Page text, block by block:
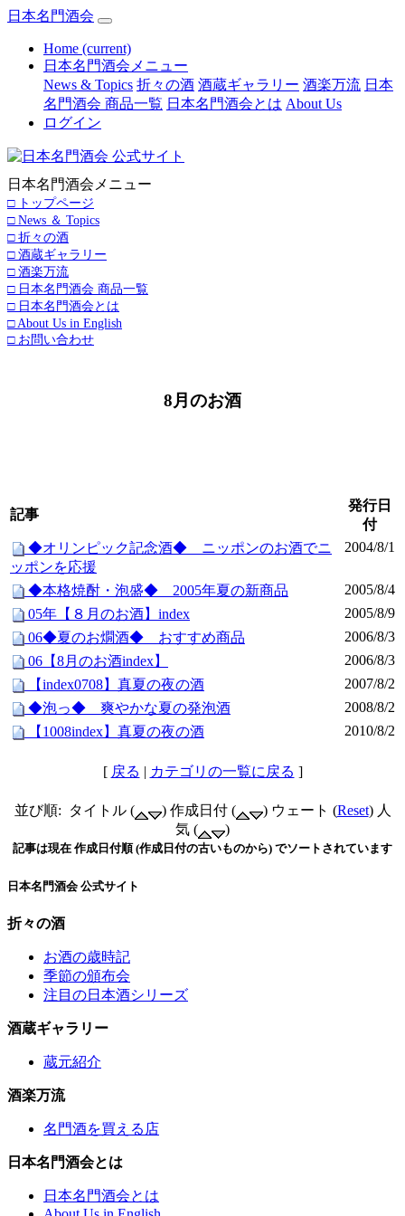
日本名門酒会
Home (current)
日本名門酒会メニュー
News & Topics 折々の酒 酒蔵ギャラリー 酒楽万流 日本
名門酒会 商品一覧 日本名門酒会とは About Us
ログイン
日本名門酒会メニュー
□ トップページ
□ News ＆ Topics
□ 折々の酒
□ 酒蔵ギャラリー
□ 酒楽万流
□ 日本名門酒会 商品一覧
□ 日本名門酒会とは
□ About Us in English
□ お問い合わせ
8月のお酒
記事
発行日
付
◆オリンピック記念酒◆ ニッポンのお酒でニ
ッポンを応援
2004/8/1
◆本格焼酎・泡盛◆ 2005年夏の新商品
2005/8/4
05年【８月のお酒】index
2005/8/9
06◆夏のお燗酒◆ おすすめ商品
2006/8/3
06【8月のお酒index】
2006/8/3
【index0708】真夏の夜の酒
2007/8/2
◆泡っ◆ 爽やかな夏の発泡酒
2008/8/2
【1008index】真夏の夜の酒
2010/8/2
[ 戻る | カテゴリの一覧に戻る ]
並び順: タイトル ( ) 作成日付 ( ) ウェート (Reset) 人
気 (
)
記事は現在 作成日付順 (作成日付の古いものから) でソートされています
日本名門酒会 公式サイト
折々の酒
お酒の歳時記
季節の頒布会
注目の日本酒シリーズ
酒蔵ギャラリー
蔵元紹介
酒楽万流
名門酒を買える店
日本名門酒会とは
日本名門酒会とは